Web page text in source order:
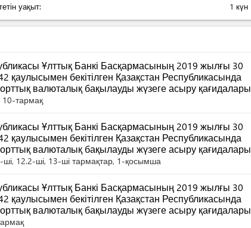
уақыт:
1 күн
Ұлттық Банкі Басқармасының 2019 жылғы 30
қаулысымен бекітілген Қазақстан Республикасында
валюталық бақылауды жүзеге асыру қағидалары
10-тармақ
Ұлттық Банкі Басқармасының 2019 жылғы 30
қаулысымен бекітілген Қазақстан Республикасында
валюталық бақылауды жүзеге асыру қағидалары
ші, 12.2-ші, 13-ші тармақтар, 1-қосымша
Ұлттық Банкі Басқармасының 2019 жылғы 30
қаулысымен бекітілген Қазақстан Республикасында
валюталық бақылауды жүзеге асыру қағидалары